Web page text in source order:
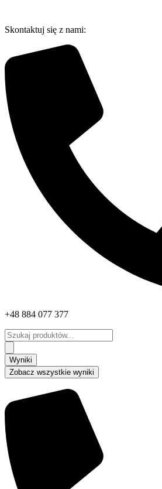
treści
Skontaktuj się z nami:
+48 884 077 377
Search
...
Wyniki
Zobacz wszystkie wyniki